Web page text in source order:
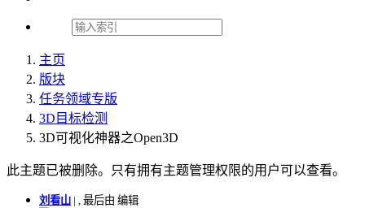
主页
版块
任务领域专版
3D目标检测
3D可视化神器之Open3D
此主题已被删除。只有拥有主题管理权限的用户可以查看。
刘看山 |
, 最后由 编辑